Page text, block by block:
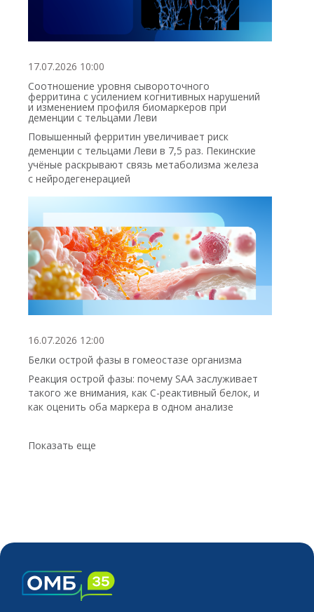
17.07.2026 10:00
Соотношение уровня сывороточного
ферритина с усилением когнитивных нарушений
и изменением профиля биомаркеров при
деменции с тельцами Леви
Повышенный ферритин увеличивает риск
деменции с тельцами Леви в 7,5 раз. Пекинские
учёные раскрывают связь метаболизма железа
с нейродегенерацией
16.07.2026 12:00
Белки острой фазы в гомеостазе организма
Реакция острой фазы: почему SAA заслуживает
такого же внимания, как С-реактивный белок, и
как оценить оба маркера в одном анализе
Показать еще